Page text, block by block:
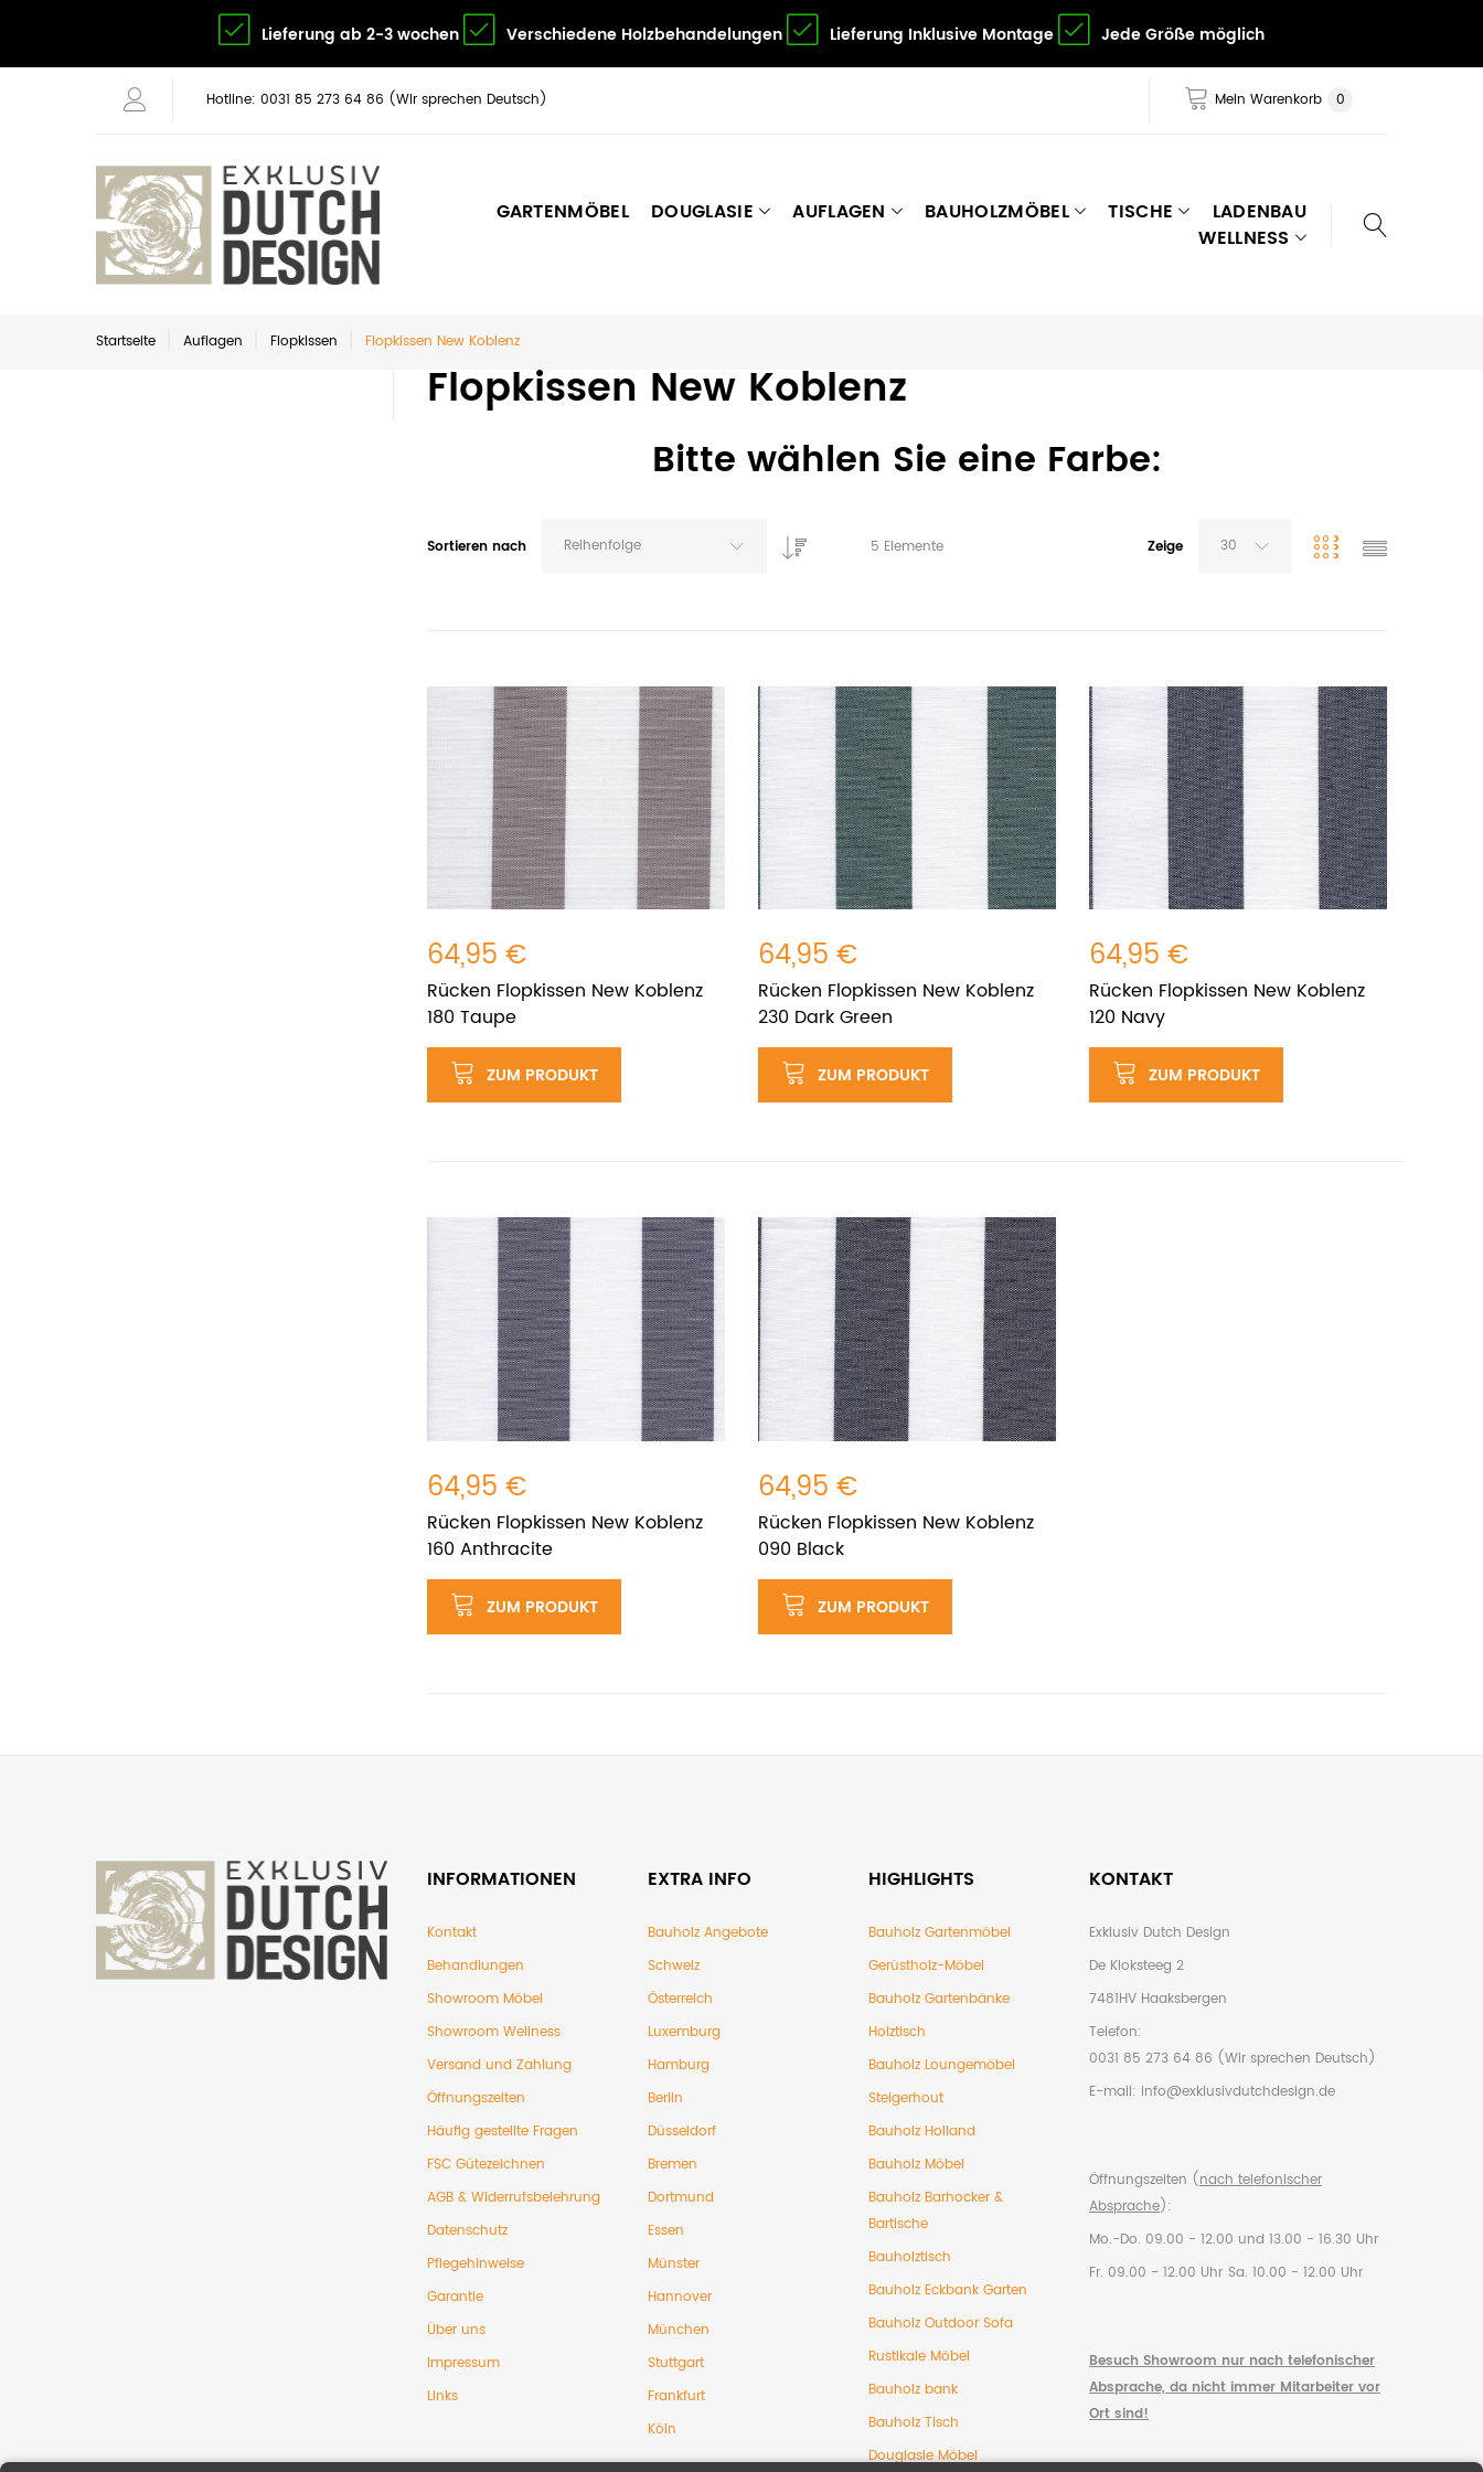
Lieferung ab 2-3 wochen Verschiedene Holzbehandelungen Lieferung Inklusive Montage Jede Größe möglich
Hotline: 0031 85 273 64 86 (Wir sprechen Deutsch) Mein Warenkorb 0
GARTENMÖBEL DOUGLASIE AUFLAGEN BAUHOLZMÖBEL TISCHE
LADENBAU
WELLNESS
Startseite Auflagen Flopkissen Flopkissen New Koblenz
Flopkissen New Koblenz
Bitte wählen Sie eine Farbe:
Sortieren nach Reihenfolge 5 Elemente Zeige 30
64,95 €
Rücken Flopkissen New Koblenz
180 Taupe
ZUM PRODUKT
64,95 €
Rücken Flopkissen New Koblenz
230 Dark Green
ZUM PRODUKT
64,95 €
Rücken Flopkissen New Koblenz
120 Navy
ZUM PRODUKT
64,95 €
Rücken Flopkissen New Koblenz
160 Anthracite
ZUM PRODUKT
64,95 €
Rücken Flopkissen New Koblenz
090 Black
ZUM PRODUKT
INFORMATIONEN
Kontakt
Behandlungen
Showroom Möbel
Showroom Wellness
Versand und Zahlung
Öffnungszeiten
Häufig gestellte Fragen
FSC Gütezeichnen
AGB & Widerrufsbelehrung
Datenschutz
Pflegehinweise
Garantie
Über uns
Impressum
Links
EXTRA INFO
Bauholz Angebote
Schweiz
Österreich
Luxemburg
Hamburg
Berlin
Düsseldorf
Bremen
Dortmund
Essen
Münster
Hannover
München
Stuttgart
Frankfurt
Köln
HIGHLIGHTS
Bauholz Gartenmöbel
Gerüstholz-Möbel
Bauholz Gartenbänke
Holztisch
Bauholz Loungemöbel
Steigerhout
Bauholz Holland
Bauholz Möbel
Bauholz Barhocker &
Bartische
Bauholztisch
Bauholz Eckbank Garten
Bauholz Outdoor Sofa
Rustikale Möbel
Bauholz bank
Bauholz Tisch
Douglasie Möbel
KONTAKT
Exklusiv Dutch Design
De Kloksteeg 2
7481HV Haaksbergen
Telefon:
0031 85 273 64 86 (Wir sprechen Deutsch)
E-mail: info@exklusivdutchdesign.de
Öffnungszeiten (nach telefonischer
Absprache):
Mo.-Do. 09.00 - 12.00 und 13.00 - 16.30 Uhr
Fr. 09.00 - 12.00 Uhr Sa. 10.00 - 12.00 Uhr
Besuch Showroom nur nach telefonischer
Absprache, da nicht immer Mitarbeiter vor
Ort sind!